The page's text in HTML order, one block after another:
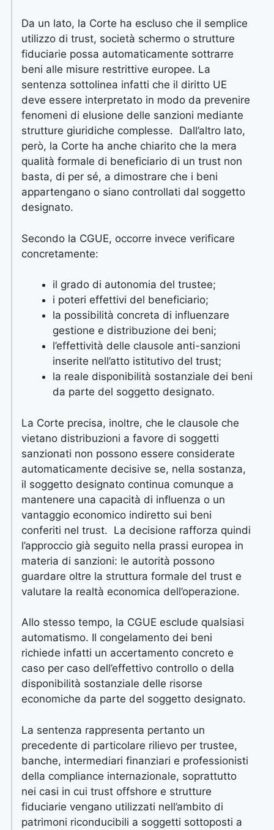
Da un lato, la Corte ha escluso che il semplice
utilizzo di trust, società schermo o strutture
fiduciarie possa automaticamente sottrarre
beni alle misure restrittive europee. La
sentenza sottolinea infatti che il diritto UE
deve essere interpretato in modo da prevenire
fenomeni di elusione delle sanzioni mediante
strutture giuridiche complesse. Dall’altro lato,
però, la Corte ha anche chiarito che la mera
qualità formale di beneficiario di un trust non
basta, di per sé, a dimostrare che i beni
appartengano o siano controllati dal soggetto
designato.
Secondo la CGUE, occorre invece verificare
concretamente:
il grado di autonomia del trustee;
i poteri effettivi del beneficiario;
la possibilità concreta di influenzare
gestione e distribuzione dei beni;
l’effettività delle clausole anti-sanzioni
inserite nell’atto istitutivo del trust;
la reale disponibilità sostanziale dei beni
da parte del soggetto designato.
La Corte precisa, inoltre, che le clausole che
vietano distribuzioni a favore di soggetti
sanzionati non possono essere considerate
automaticamente decisive se, nella sostanza,
il soggetto designato continua comunque a
mantenere una capacità di influenza o un
vantaggio economico indiretto sui beni
conferiti nel trust. La decisione rafforza quindi
l’approccio già seguito nella prassi europea in
materia di sanzioni: le autorità possono
guardare oltre la struttura formale del trust e
valutare la realtà economica dell’operazione.
Allo stesso tempo, la CGUE esclude qualsiasi
automatismo. Il congelamento dei beni
richiede infatti un accertamento concreto e
caso per caso dell’effettivo controllo o della
disponibilità sostanziale delle risorse
economiche da parte del soggetto designato.
La sentenza rappresenta pertanto un
precedente di particolare rilievo per trustee,
banche, intermediari finanziari e professionisti
della compliance internazionale, soprattutto
nei casi in cui trust offshore e strutture
fiduciarie vengano utilizzati nell’ambito di
patrimoni riconducibili a soggetti sottoposti a